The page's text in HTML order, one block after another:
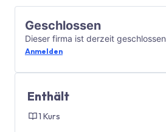
Geschlossen
Dieser firma ist derzeit geschlossen
Anmelden
Enthält
1 Kurs